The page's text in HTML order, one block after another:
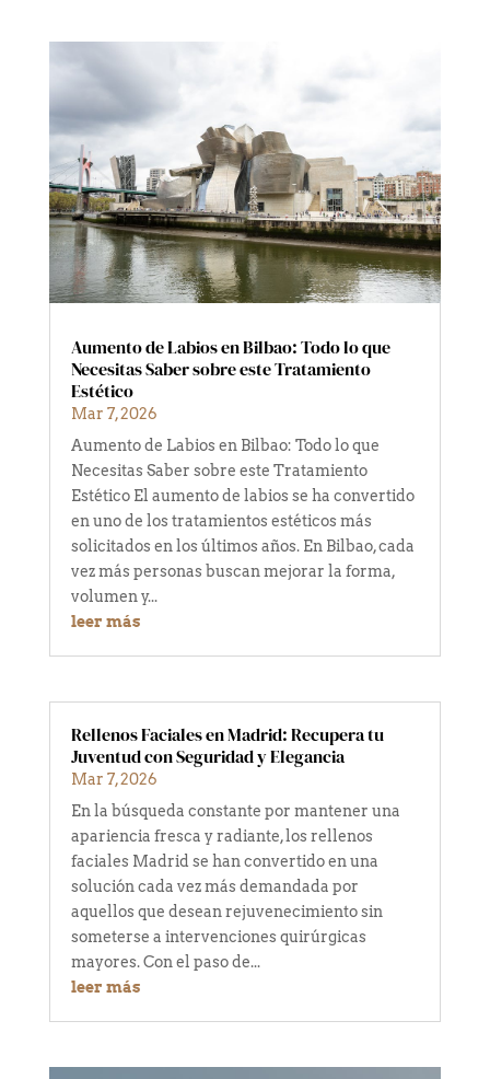
Aumento de Labios en Bilbao: Todo lo que
Necesitas Saber sobre este Tratamiento
Estético
Mar 7, 2026
Aumento de Labios en Bilbao: Todo lo que
Necesitas Saber sobre este Tratamiento
Estético El aumento de labios se ha convertido
en uno de los tratamientos estéticos más
solicitados en los últimos años. En Bilbao, cada
vez más personas buscan mejorar la forma,
volumen y...
leer más
Rellenos Faciales en Madrid: Recupera tu
Juventud con Seguridad y Elegancia
Mar 7, 2026
En la búsqueda constante por mantener una
apariencia fresca y radiante, los rellenos
faciales Madrid se han convertido en una
solución cada vez más demandada por
aquellos que desean rejuvenecimiento sin
someterse a intervenciones quirúrgicas
mayores. Con el paso de...
leer más